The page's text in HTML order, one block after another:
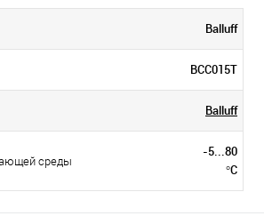
Balluff
BCC015T
Balluff
среды
-5...80
°C